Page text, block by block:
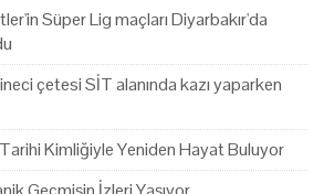
Süper Lig maçları Diyarbakır'da
çetesi SİT alanında kazı yaparken
Kimliğiyle Yeniden Hayat Buluyor